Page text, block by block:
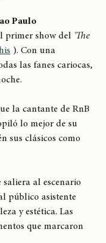
Paulo
show del
). Con una
las fanes cariocas,
la cantante de RnB
lo mejor de su
sus clásicos como
al escenario
público asistente
y estética. Las